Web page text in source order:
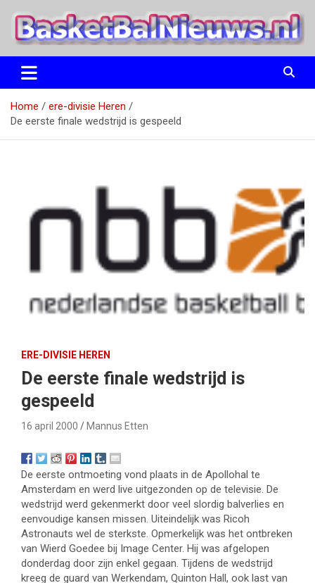
naar
BasketBalNieuws.nl
Etten
Home
ere-divisie Heren
De eerste finale wedstrijd is gespeeld
ERE-DIVISIE HEREN
De eerste finale wedstrijd is
gespeeld
16 april 2000 Mannus Etten
De eerste ontmoeting vond plaats in de Apollohal te
Amsterdam en werd live uitgezonden op de televisie. De
wedstrijd werd gekenmerkt door veel slordig balverlies en
eenvoudige kansen missen. Uiteindelijk was Ricoh
Astronauts wel de sterkste. Opmerkelijk was het ontbreken
van Wierd Goedee bij Image Center. Hij was afgelopen
donderdag door zijn enkel gegaan. Tijdens de wedstrijd
kreeg de guard van Werkendam, Quinton Hall, ook last van